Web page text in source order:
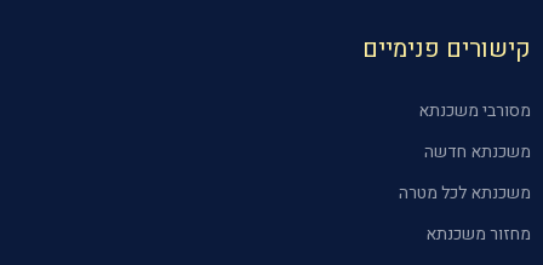
קישורים פנימיים
מסורבי משכנתא
משכנתא חדשה
משכנתא לכל מטרה
מחזור משכנתא